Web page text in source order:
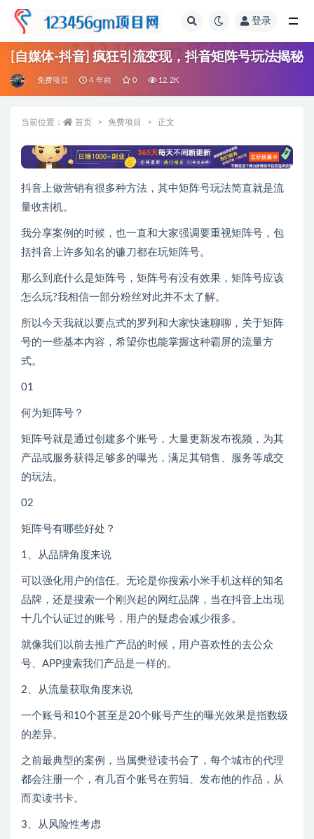
登录
[自媒体-抖音] 疯狂引流变现，抖音矩阵号玩法揭秘
免费项目 4 年前 0 12.2K
当前位置： 首页 免费项目 正文
抖音上做营销有很多种方法，其中矩阵号玩法简直就是流
量收割机。
我分享案例的时候，也一直和大家强调要重视矩阵号，包
括抖音上许多知名的镰刀都在玩矩阵号。
那么到底什么是矩阵号，矩阵号有没有效果，矩阵号应该
怎么玩?我相信一部分粉丝对此并不太了解。
所以今天我就以要点式的罗列和大家快速聊聊，关于矩阵
号的一些基本内容，希望你也能掌握这种霸屏的流量方
式。
01
何为矩阵号？
矩阵号就是通过创建多个账号，大量更新发布视频，为其
产品或服务获得足够多的曝光，满足其销售、服务等成交
的玩法。
02
矩阵号有哪些好处？
1、从品牌角度来说
可以强化用户的信任。无论是你搜索小米手机这样的知名
品牌，还是搜索一个刚兴起的网红品牌，当在抖音上出现
十几个认证过的账号，用户的疑虑会减少很多。
就像我们以前去推广产品的时候，用户喜欢性的去公众
号、APP搜索我们产品是一样的。
2、从流量获取角度来说
一个账号和10个甚至是20个账号产生的曝光效果是指数级
的差异。
之前最典型的案例，当属樊登读书会了，每个城市的代理
都会注册一个，有几百个账号在剪辑、发布他的作品，从
而卖读书卡。
3、从风险性考虑